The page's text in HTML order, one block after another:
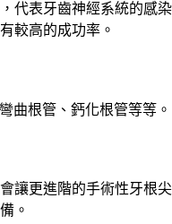
代表牙齒神經系統的感染
較高的成功率。
曲根管、鈣化根管等等。
讓更進階的手術性牙根尖
。